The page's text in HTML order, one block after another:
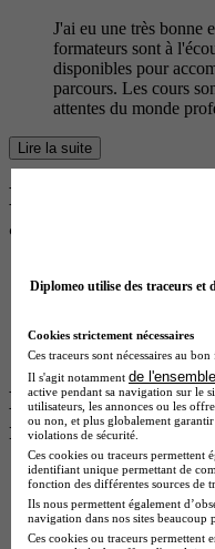
J'ai eu une très bonne
formateurs sont à
disponibles pour
parcours. Les cours
attentes du monde
Lire la suite
Découvre les
accès
Devenir chef de rayon
Devenir chef de rayon
Devenir responsable
Les intitulés de
recherchés
Master Marketing
BTS Ndrc
BTS Mco
Master Data science
Diplomeo utilise des traceurs et
Cookies strictement nécessaires
Ces traceurs sont nécessaires au
Il s'agit notamment de
active pendant sa navigation sur le
utilisateurs, les annonces ou les
ou non, et plus globalement
violations de sécurité.
Ces cookies ou traceurs permettent
identifiant unique permettant de
fonction des différentes sources de
Ils nous permettent également
navigation dans nos sites beaucoup
Ces cookies ou traceurs permettent